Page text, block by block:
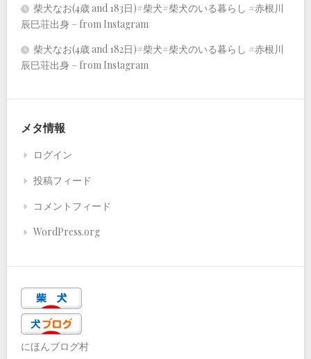
柴犬なお(4歳 and 183日)#柴犬#柴犬のいる暮らし #赤根川
辰巳荘出身 – from Instagram
柴犬なお(4歳 and 182日)#柴犬#柴犬のいる暮らし #赤根川
辰巳荘出身 – from Instagram
メタ情報
ログイン
投稿フィード
コメントフィード
WordPress.org
にほんブログ村